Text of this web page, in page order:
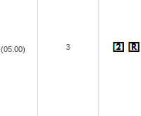
(05.00) 3